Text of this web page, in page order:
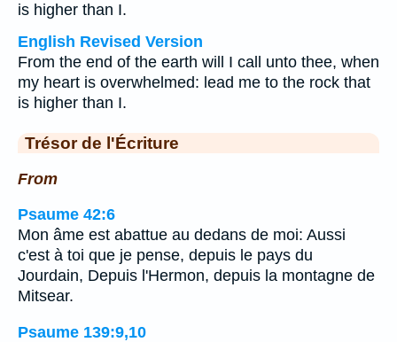
is higher than I.
English Revised Version
From the end of the earth will I call unto thee, when
my heart is overwhelmed: lead me to the rock that
is higher than I.
Trésor de l'Écriture
From
Psaume 42:6
Mon âme est abattue au dedans de moi: Aussi
c'est à toi que je pense, depuis le pays du
Jourdain, Depuis l'Hermon, depuis la montagne de
Mitsear.
Psaume 139:9,10